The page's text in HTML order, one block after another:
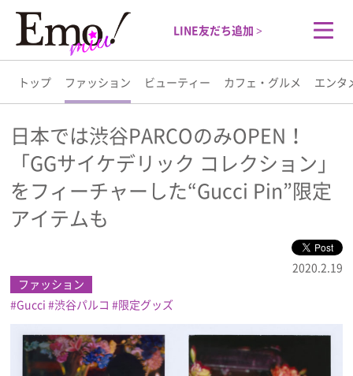
LINE友だち追加 >
トップ ファッション ビューティー カフェ・グルメ エンタ
トップ
ファッション
ビューティー
エンタメ
ライフスタイル
日本では渋谷PARCOのみOPEN！
「GGサイケデリック コレクション」
をフィーチャーした“Gucci Pin”限定
アイテムも
2020.2.19
ファッション
Gucci
渋谷パルコ 限定グッズ